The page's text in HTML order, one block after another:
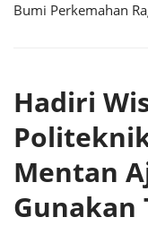
Bumi Perkemahan
Hadiri
Mentan
Gunakan